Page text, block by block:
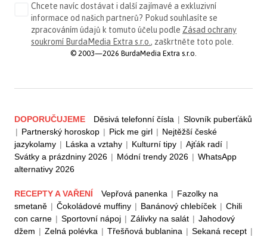
Chcete navíc dostávat i další zajímavé a exkluzivní
informace od našich partnerů? Pokud souhlasíte se
zpracováním údajů k tomuto účelu podle Zásad ochrany
soukromí BurdaMedia Extra s.r.o. , zaškrtněte toto pole.
© 2003—2026 BurdaMedia Extra s.r.o.
DOPORUČUJEME Děsivá telefonní čísla | Slovník puberťáků
| Partnerský horoskop | Pick me girl | Nejtěžší české
jazykolamy | Láska a vztahy | Kulturní tipy | Ajťák radí |
Svátky a prázdniny 2026 | Módní trendy 2026 | WhatsApp
alternativy 2026
RECEPTY A VAŘENÍ Vepřová panenka | Fazolky na
smetaně | Čokoládové muffiny | Banánový chlebíček | Chili
con carne | Sportovní nápoj | Zálivky na salát | Jahodový
džem | Zelná polévka | Třešňová bublanina | Sekaná recept |